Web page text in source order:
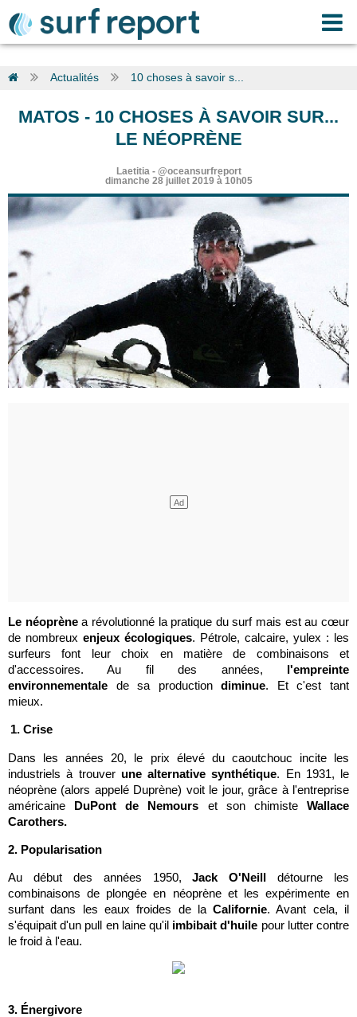
Actualités 10 choses à savoir s...
MATOS - 10 CHOSES À SAVOIR SUR...
LE NÉOPRÈNE
Laetitia- @oceansurfreport
dimanche 28 juillet 2019 à 10h05
Le néoprènea révolutionné la pratique du surf mais est au cœur
de nombreux enjeux écologiques. Pétrole, calcaire, yulex : les
surfeurs font leur choix en matière de combinaisons et
d'accessoires. Au fil des années, l'empreinte
environnementale de sa productiondiminue. Et c'est tant
mieux.
1. Crise
Dans les années 20, le prix élevé du caoutchouc incite les
industriels à trouverune alternative synthétique. En 1931, le
néoprène (alors appelé Duprène) voit le jour, grâce à l'entreprise
américaine DuPont de Nemours et son chimisteWallace
Carothers.
2. Popularisation
Au début des années 1950,Jack O'Neill détourne les
combinaisons de plongée en néoprène et les expérimente en
surfant dans les eaux froides de laCalifornie. Avant cela, il
s'équipait d'un pull en laine qu'il imbibait d'huile pour lutter contre
le froid à l'eau.
3. Énergivore